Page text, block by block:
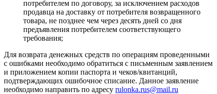
потребителем по договору, за исключением расходов
продавца на доставку от потребителя возвращенного
товара, не позднее чем через десять дней со дня
предъявления потребителем соответствующего
требования;
Для возврата денежных средств по операциям проведенными
с ошибками необходимо обратиться с письменным заявлением
и приложением копии паспорта и чеков/квитанций,
подтверждающих ошибочное списание. Данное заявление
необходимо направить по адресу rulonka.rus@mail.ru